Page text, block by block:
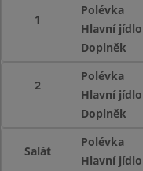
1
Polévka
Hlavní jídlo
Doplněk
2
Polévka
Hlavní jídlo
Doplněk
Salát
Polévka
Hlavní jídlo